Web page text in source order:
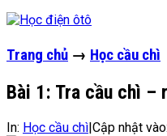
Trang chủ → Học cầu chì
Bài 1: Tra cầu chì –
In: Học cầu chì|Cập nhật vào: